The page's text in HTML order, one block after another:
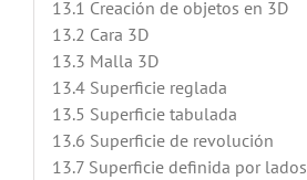
13.1 Creación de objetos en 3D
13.2 Cara 3D
13.3 Malla 3D
13.4 Superficie reglada
13.5 Superficie tabulada
13.6 Superficie de revolución
13.7 Superficie definida por lados